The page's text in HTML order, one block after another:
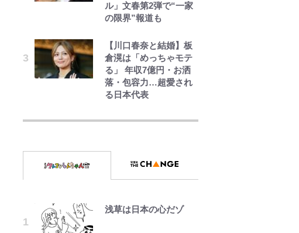
ル」文春第2弾で“一家
の限界”報道も
【川口春奈と結婚】板
倉滉は「めっちゃモテ
る」 年収7億円・お洒
落・包容力…超愛され
る日本代表
に妊娠しました~詰んだ
浅草は日本の心だゾ